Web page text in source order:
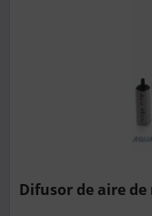
Difusor de aire